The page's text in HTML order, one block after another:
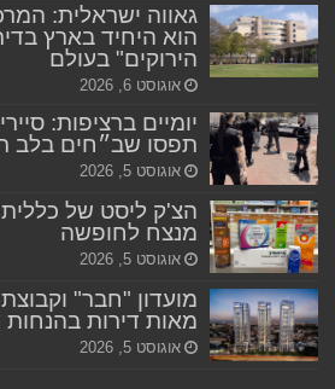
גאווה ישראלית:
הוא היחיד בארץ
הירוקים" בעולם
אוגוסט 6, 2026
יומיים ברציפות:
תפסו שב״חים בלב
אוגוסט 5, 2026
הצ'ק ליסט של
מנצח לחופשה
אוגוסט 5, 2026
מועדון "חבר"
מאות דירות
אוגוסט 5, 2026